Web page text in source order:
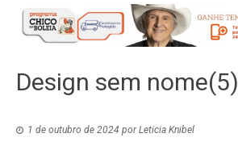
Design sem nome(5)
1 de outubro de 2024 porLeticia Knibel